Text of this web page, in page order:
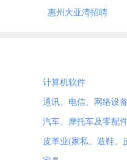
惠州大亚湾招聘
计算机软件
通讯、电信、网络设
汽车、摩托车及零配
皮革业(家私、造鞋